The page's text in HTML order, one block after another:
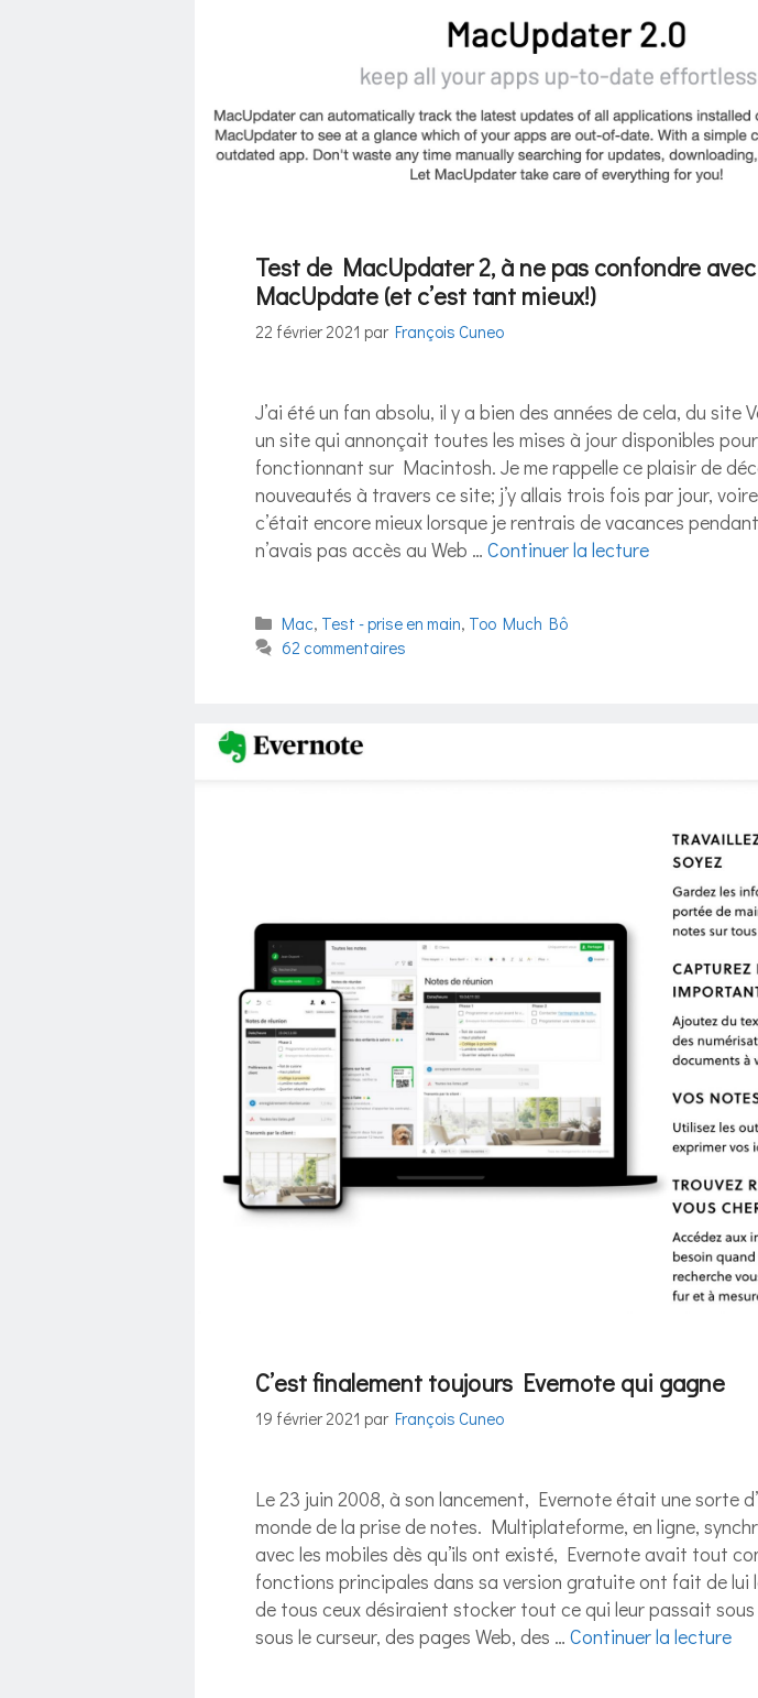
Test de MacUpdater 2, à ne pas confondre avec
MacUpdate (et c’est tant mieux!)
22 février 2021 par François Cuneo
J’ai été un fan absolu, il y a bien des années de cela, du site
un site qui annonçait toutes les mises à jour disponibles
fonctionnant sur Macintosh. Je me rappelle ce plaisir de
nouveautés à travers ce site; j’y allais trois fois par jour,
c’était encore mieux lorsque je rentrais de vacances
n’avais pas accès au Web … Continuer la lecture
Catégories
Mac, Test - prise en main, Too Much Bô
62 commentaires
C’est finalement toujours Evernote qui gagne
19 février 2021 par François Cuneo
Le 23 juin 2008, à son lancement, Evernote était une sorte
monde de la prise de notes. Multiplateforme, en ligne,
avec les mobiles dès qu’ils ont existé, Evernote avait tout
fonctions principales dans sa version gratuite ont fait de lui
de tous ceux désiraient stocker tout ce qui leur passait sous
sous le curseur, des pages Web, des … Continuer la lecture